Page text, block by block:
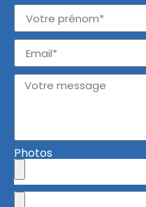
Photos